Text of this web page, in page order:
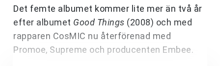
Det femte albumet kommer lite mer än två år
efter albumet Good Things (2008) och med
rapparen CosMIC nu återförenad med
Promoe, Supreme och producenten Embee.